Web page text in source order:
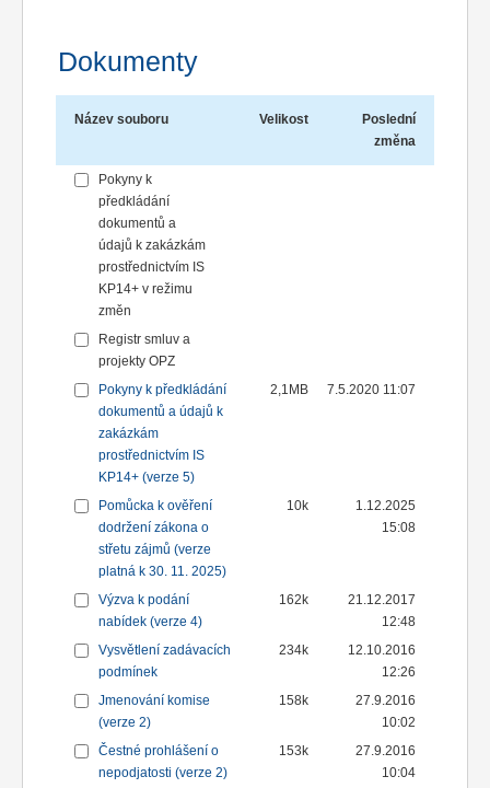
Dokumenty
Název souboru Velikost
Poslední
změna
Pokyny k
předkládání
dokumentů a
údajů k zakázkám
prostřednictvím IS
KP14+ v režimu
změn
Registr smluv a
projekty OPZ
Pokyny k předkládání
dokumentů a údajů k
zakázkám
prostřednictvím IS
KP14+ (verze 5)
2,1MB 7.5.2020 11:07
Pomůcka k ověření
dodržení zákona o
střetu zájmů (verze
platná k 30. 11. 2025)
10k
1.12.2025
15:08
Výzva k podání
nabídek (verze 4)
162k
21.12.2017
12:48
Vysvětlení zadávacích
podmínek
234k
12.10.2016
12:26
Jmenování komise
(verze 2)
158k
27.9.2016
10:02
Čestné prohlášení o
nepodjatosti (verze 2)
153k
27.9.2016
10:04